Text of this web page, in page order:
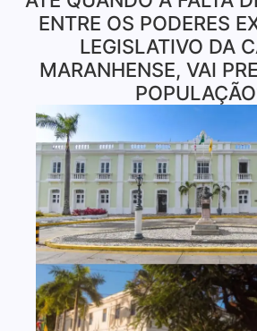
ENTRE OS PODERES
LEGISLATIVO DA
MARANHENSE, VAI